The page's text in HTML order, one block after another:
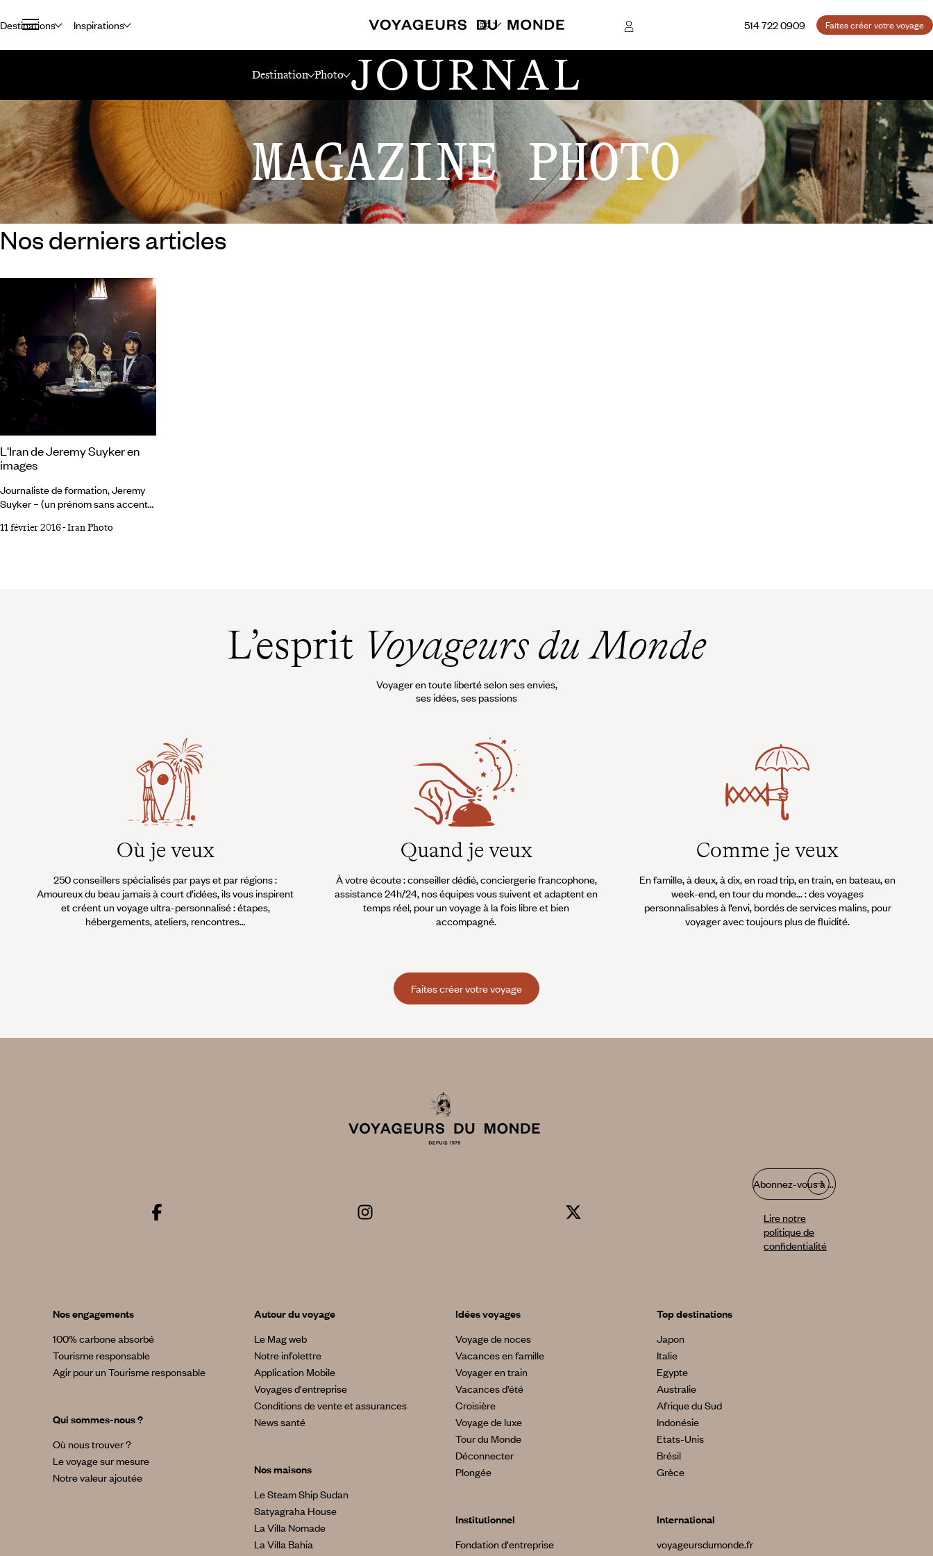
Destinations Inspirations 514 722 0909 Faites créer votre voyage
Destination Photo JOURNAL
MAGAZINE PHOTO
Nos derniers articles
L'Iran de Jeremy Suyker en
images
Journaliste de formation, Jeremy
Suyker – (un prénom sans accent
australiennes) possède cette
11 février 2016-Iran Photo
L’esprit Voyageurs du Monde
Voyager en toute liberté selon ses envies,
ses idées, ses passions
Où je veux
250 conseillers spécialisés par pays et par régions :
Amoureux du beau jamais à court d’idées, ils vous inspirent
et créent un voyage ultra-personnalisé : étapes,
hébergements, ateliers, rencontres…
Quand je veux
À votre écoute : conseiller dédié, conciergerie francophone,
assistance 24h/24, nos équipes vous suivent et adaptent en
temps réel, pour un voyage à la fois libre et bien
accompagné.
Comme je veux
En famille, à deux, à dix, en road trip, en train, en bateau, en
week-end, en tour du monde... : des voyages
personnalisables à l’envi, bordés de services malins, pour
voyager avec toujours plus de fluidité.
Faites créer votre voyage
Abonnez-vous à notre infolettre
Lire notre
politique de
confidentialité
Nos engagements
100% carbone absorbé
Tourisme responsable
Agir pour un Tourisme responsable
Qui sommes-nous ?
Où nous trouver ?
Le voyage sur mesure
Notre valeur ajoutée
Autour du voyage
Le Mag web
Notre infolettre
Application Mobile
Voyages d'entreprise
Conditions de vente et assurances
News santé
Nos maisons
Le Steam Ship Sudan
Satyagraha House
La Villa Nomade
La Villa Bahia
Idées voyages
Voyage de noces
Vacances en famille
Voyager en train
Vacances d’été
Croisière
Voyage de luxe
Tour du Monde
Déconnecter
Plongée
Institutionnel
Fondation d'entreprise
Top destinations
Japon
Italie
Egypte
Australie
Afrique du Sud
Indonésie
Etats-Unis
Brésil
Grèce
International
voyageursdumonde.fr